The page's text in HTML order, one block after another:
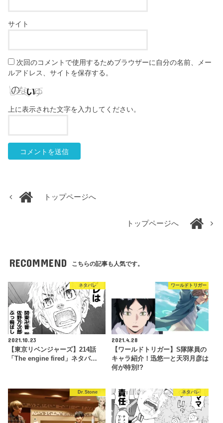
サイト
次回のコメントで使用するためブラウザーに自分の名前、メー
ルアドレス、サイトを保存する。
上に表示された文字を入力してください。
トップページへ
トップページへ
RECOMMEND こちらの記事も人気です。
ネタバレ
2021.10.23
【東京リベンジャーズ】214話
「The engine fired」ネタバ…
ワールドトリガー
2021.4.28
【ワールドトリガー】S隊隊員の
キャラ紹介！迅悠一と天羽月彦は
何が特別!?
Dr.Stone ネタバレ